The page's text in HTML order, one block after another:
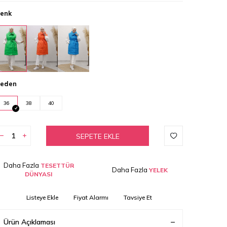
36 38 40
SEPETE EKLE
Daha Fazla TESETTÜR
DÜNYASI
Daha Fazla YELEK
Listeye Ekle Fiyat Alarmı Tavsiye Et
Ürün Açıklaması